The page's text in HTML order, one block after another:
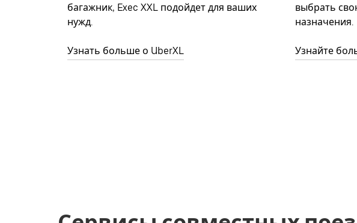
багажник, Exec XXL подойдет для ваших
нужд.
Узнать больше о UberXL
выбрать
назначения.
Узнайте